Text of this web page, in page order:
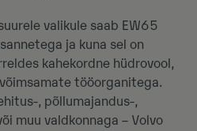
valikule saab EW65
ja kuna sel on
kahekordne hüdrovool,
tööorganitega.
, põllumajandus-,
muu valdkonnaga – Volvo